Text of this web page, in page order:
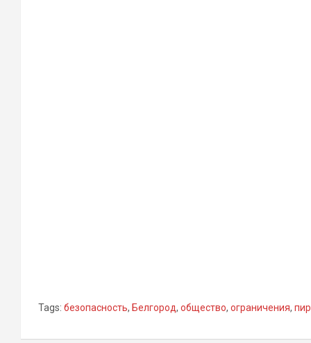
Tags: безопасность, Белгород, общество, ограничения,